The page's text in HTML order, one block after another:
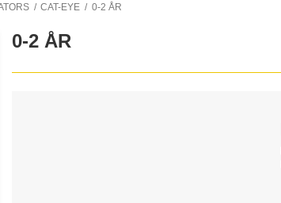
/ CAT-EYE / 0-2 ÅR
0-2 ÅR